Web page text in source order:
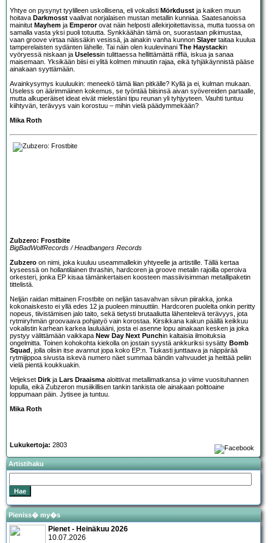
Yhtye on pysynyt tyylilleen uskollisena, eli vokalisti Mörkdusst ja kaiken muun
hoitava Darkmosst vaalivat norjalaisen mustan metallin kunniaa. Saatesanoissa
mainitut Mayhem ja Emperorovat näin helposti allekirjoitettavissa, mutta tuossa on
samalla vasta yksi puoli totuutta. Synkkäähän tämä on, suorastaan pikimustaa,
vaan groove virtaa näissäkin vesissä, ja ainakin vanha kunnon Slayertaitaa kuulua
tamperelaisten sydänten lähelle. Tai näin olen kuulevinani The Haystackin
vyöryessä niskaan ja Uselessin tulittaessa hellittämättä riffiä, iskua ja sanaa
maisemaan. Yksikään biisi ei ylitä kolmen minuutin rajaa, eikä tyhjäkäynnistä pääse
ainakaan syyttämään.
Avainkysymys kuuluukin: meneekö tämä liian pitkälle? Kyllä ja ei, kulman mukaan.
Useless on äärimmäinen kokemus, se työntää biisinsä aivan syövereiden partaalle,
mutta alkuperäiset ideat eivät mielestäni tipu reunan yli tyhjyyteen. Vauhti tuntuu
kiihtyvän, terävyys vain korostuu – mihin vielä päädymmekään?
Mika Roth
Zubzero: Frostbite
BigBadWolfRecords / Headbangers Records
Zubzero on nimi, joka kuuluu useammallekin yhtyeelle ja artistille. Tällä kertaa
kyseessä on hollantilainen thrashin, hardcoren ja groove metalin rajoilla operoiva
orkesteri, jonka EP kisaa tämänkertaisen koosteen massiivisimman metallipaketin
tittelistä.
Neljän raidan mittainen Frostbite on neljän tasavahvan siivun piirakka, jonka
kokonaiskesto ei yllä edes 12 ja puoleen minuuttiin. Hardcoren puolelta onkin peritty
nopeus, tiivistämisen jalo taito, sekä tietysti brutaaliutta lähentelevä terävyys, jota
rytmiryhmän groovaava pohjatyö vain korostaa. Kirsikkana kakun päällä keikkuu
vokalistin karhean karkea lauluääni, josta ei asenne lopu ainakaan kesken ja joka
pystyy välittämään vaikkapa New Day Next Punchin kaltaisia ilmoituksia
ongelmitta. Toinen kohokohta kiekolla on jostain syystä ankkuriksi sysätty Bomb
Squad , jolla olisin itse avannut jopa koko EP:n. Tiukasti junttaava ja näppärää
rytmijippoa sivusta iskevä numero näet summaa bändin vahvuudet ja heittää peliin
vielä pientä koukkuakin.
Veljekset Dirk ja Lars Draaisma aloittivat metallimatkansa jo viime vuosituhannen
lopulla, eikä Zubzeron musiikillisen tankin tankista ole ainakaan polttoaine
loppumaan päin. Jytisee ja tuntuu.
Mika Roth
Lukukertoja: 2803
Artistihaku
Pieniss� my�s
Pienet - Heinäkuu 2026
10.07.2026